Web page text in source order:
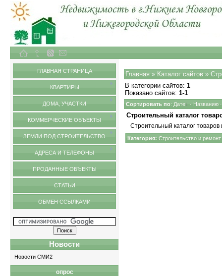
ГЛАВНАЯ СТРАНИЦА
КВАРТИРЫ
ДОМА, УЧАСТКИ
КОММЕРЧЕСКИЕ ОБЪЕКТЫ
ЗЕМЛИ ПОД СТРОИТЕЛЬСТВО
АДРЕСА И ТЕЛЕФОНЫ
ПРОДАННЫЕ ОБЪЕКТЫ
СТАТЬИ
ОБМЕН ССЫЛКАМИ
Новости
Новости СМИ2
опрос
Главная » Каталог сайтов »
В категории сайтов: 1
Показано сайтов: 1-1
Сортировать по: Дате · Названию
Строительный каталог
Строительный каталог товаров
Категория: Строительство и ремонт